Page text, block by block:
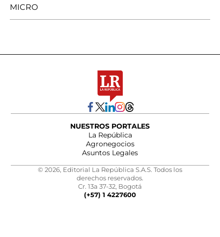
MICRO
NUESTROS PORTALES
La República
Agronegocios
Asuntos Legales
© 2026, Editorial La República S.A.S. Todos los
derechos reservados.
Cr. 13a 37-32, Bogotá
(+57) 1 4227600